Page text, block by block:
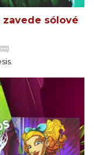
sólové